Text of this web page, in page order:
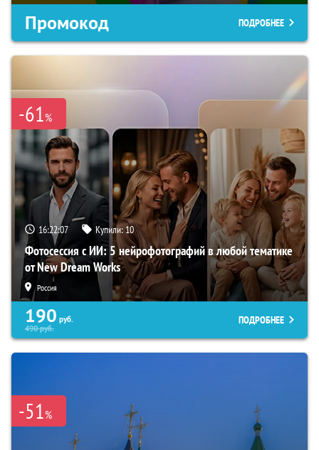
Промокод ПОДРОБНЕЕ
-61%
16:22:06 Купили:10
Фотосессия с ИИ: 5 нейрофотографий в любой тематике
от New Dream Works
Россия
190 руб.
490руб.
ПОДРОБНЕЕ
-51%